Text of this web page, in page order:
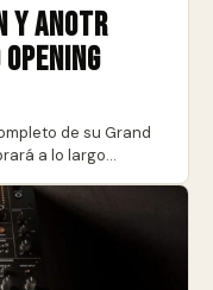
ANOTR
de su Grand
a lo largo…